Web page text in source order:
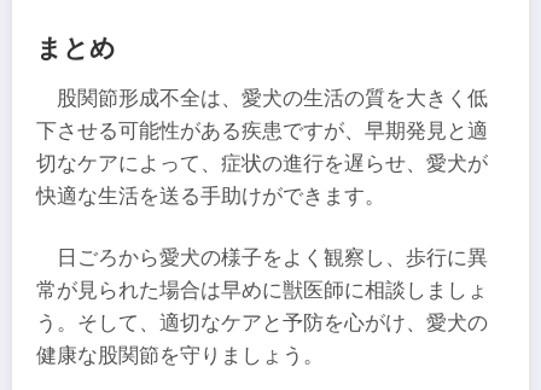
まとめ
股関節形成不全は、愛犬の生活の質を大きく低
下させる可能性がある疾患ですが、早期発見と適
切なケアによって、症状の進行を遅らせ、愛犬が
快適な生活を送る手助けができます。
日ごろから愛犬の様子をよく観察し、歩行に異
常が見られた場合は早めに獣医師に相談しましょ
う。そして、適切なケアと予防を心がけ、愛犬の
健康な股関節を守りましょう。